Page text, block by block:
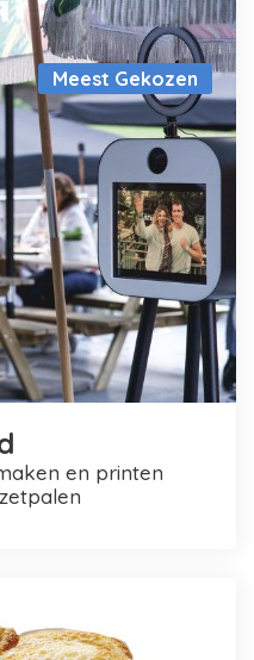
Meest Gekozen